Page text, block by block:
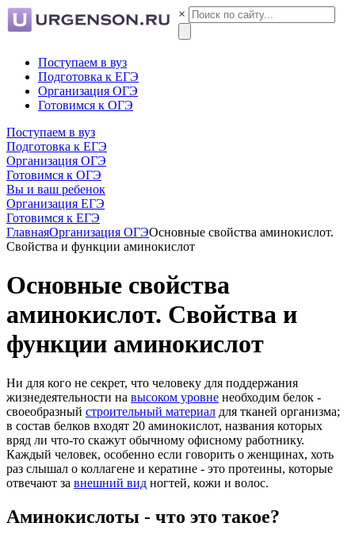
×
Поступаем в вуз
Подготовка к ЕГЭ
Организация ОГЭ
Готовимся к ОГЭ
Поступаем в вуз
Подготовка к ЕГЭ
Организация ОГЭ
Готовимся к ОГЭ
Вы и ваш ребенок
Организация ЕГЭ
Готовимся к ЕГЭ
ГлавнаяОрганизация ОГЭОсновные свойства аминокислот.
Свойства и функции аминокислот
Основные свойства
аминокислот. Свойства и
функции аминокислот
Ни для кого не секрет, что человеку для поддержания
жизнедеятельности на высоком уровне необходим белок -
своеобразный строительный материал для тканей организма;
в состав белков входят 20 аминокислот, названия которых
вряд ли что-то скажут обычному офисному работнику.
Каждый человек, особенно если говорить о женщинах, хоть
раз слышал о коллагене и кератине - это протеины, которые
отвечают за внешний вид ногтей, кожи и волос.
Аминокислоты - что это такое?